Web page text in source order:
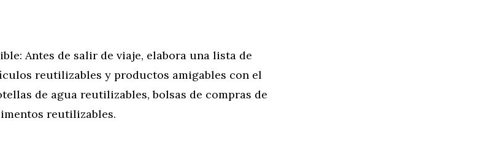
Antes de salir de viaje, elabora una lista de
reutilizables y productos amigables con el
de agua reutilizables, bolsas de compras de
reutilizables.